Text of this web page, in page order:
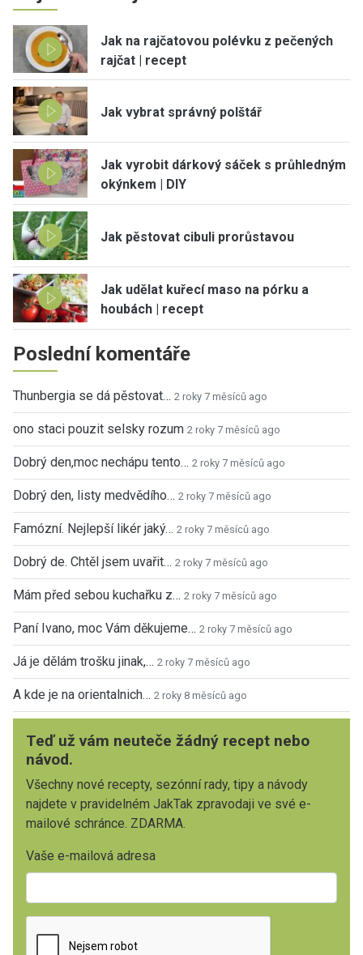
Jak na rajčatovou polévku z pečených
rajčat | recept
Jak vybrat správný polštář
Jak vyrobit dárkový sáček s průhledným
okýnkem | DIY
Jak pěstovat cibuli prorůstavou
Jak udělat kuřecí maso na pórku a
houbách | recept
Poslední komentáře
Thunbergia se dá pěstovat… 2 roky 7 měsíců ago
ono staci pouzit selsky rozum 2 roky 7 měsíců ago
Dobrý den,moc nechápu tento… 2 roky 7 měsíců ago
Dobrý den, listy medvědího… 2 roky 7 měsíců ago
Famózní. Nejlepší likér jaký… 2 roky 7 měsíců ago
Dobrý de. Chtěl jsem uvařit… 2 roky 7 měsíců ago
Mám před sebou kuchařku z… 2 roky 7 měsíců ago
Paní Ivano, moc Vám děkujeme… 2 roky 7 měsíců ago
Já je dělám trošku jinak,… 2 roky 7 měsíců ago
A kde je na orientalnich… 2 roky 8 měsíců ago
Teď už vám neuteče žádný recept nebo
návod.
Všechny nové recepty, sezónní rady, tipy a návody
najdete v pravidelném JakTak zpravodaji ve své e-
mailové schránce. ZDARMA.
Vaše e-mailová adresa